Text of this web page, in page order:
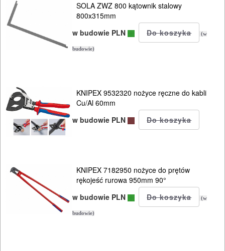
SOLA ZWZ 800 kątownik stalowy
800x315mm
w budowie PLN
(w
budowie)
KNIPEX 9532320 nożyce ręczne do kabli
Cu/Al 60mm
w budowie PLN
KNIPEX 7182950 nożyce do prętów
rękojeść rurowa 950mm 90°
w budowie PLN
(w
budowie)